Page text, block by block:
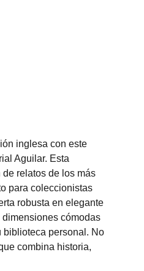
inglesa con este
Aguilar. Esta
relatos de los más
para coleccionistas
robusta en elegante
cómodas
biblioteca personal. No
combina historia,